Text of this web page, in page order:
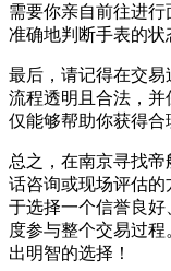
需要你亲自前往进
准确地判断手表的状
最后，请记得在交
流程透明且合法，
仅能够帮助你获得合
总之，在南京寻找
话咨询或现场评估
于选择一个信誉良
度参与整个交易过
出明智的选择！